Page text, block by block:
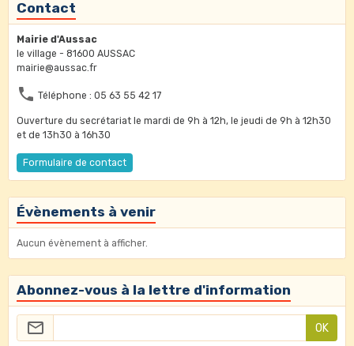
Contact
Mairie d'Aussac
le village - 81600 AUSSAC
mairie@aussac.fr
Téléphone : 05 63 55 42 17
Ouverture du secrétariat le mardi de 9h à 12h, le jeudi de 9h à 12h30
et de 13h30 à 16h30
Formulaire de contact
Évènements à venir
Aucun évènement à afficher.
Abonnez-vous à la lettre d'information
OK